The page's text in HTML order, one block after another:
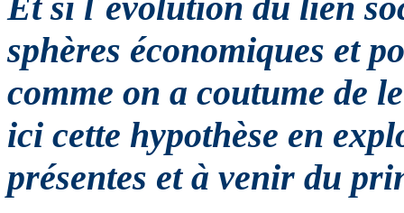
sphères économiques et
comme on a coutume de
ici cette hypothèse en
présentes et à venir du